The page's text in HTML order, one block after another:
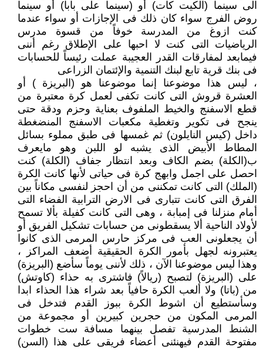
الى سينما (الكيت كات) أو (سينما على بابا) أو سينما
روض الفرج سواء كان ذلك فى الإجازات أو سواء عندما
كنت ازوغ من المدرسة خوفاً من قسوة مدرس
الرياضيات التى كنت لا احبها على الإطلاق رغم أننى
فيمابعد لمفارقات القدر العجيبة عملت رئيساً للحسابات
فى بنك قرية تابع لبنك التنمية والإئتمان الزراعى
، ليس هذا موضوعنا إنما موضوعنا هو (البريزة ) أو
العشرة قروش التى كانت تكفى لعمل كرة معتبرة من
قطع الاسفنج والخيط الملفوف بعناية وحزم ودقة حتى
ينجح فى تكوير وتغطية مكعبات الاسفنج المنضغطة
داخل (كيس النايلون) ثم غمسها فى طبق مملوء بسائل
المطاط الأبيض الذى يشبه لو اللبن وهو مايعرف
ب(الكلة) بضم الكاف وبعد انتظار جفاف (الكلة) كنت
احصل على اجمل وابهج كرة فى حياتى لأنها كانت الكرة
(الملك) التى كانت تمكننى من أن احجز لنفسى مكاناً بين
الفرق التى كانت تتبارى فى الارض الترابية الفضاء التى
أمام منزلنا فى إمبابة ، وهى التى كانت كفيلة بألا تسمح
لأولاد الناحية ألا يسقطونى من حسابات تشكيل الفريق أو
أن يجعلونى العب فى مركز حارس المرمى الذى كانوا
يعتبرونه لجهل بأمور الكرة الحقيقية أضعف المراكز ،
وهذا ليس موضوعنا الآن ، ذلك لأننى يوماً سأضع (البريزة)
على (البريزة) لتصبح (ريالاً) فاشترى به حذاء (كاوتش)
من (باتا) ولا ألعب الكرة حافياً بعد شراء هذا الحذاء ابدا
وسأستطيع أن اشوط الكرة ببوز القدم فتدخل فى
المرمى المكون من حجرين كبيرين أو مجموعة من
الشنط المدرسية تفصل بينهما مسافة ست خطوات
مفتوحة القدم فيهنئنى أعضاء فريقى على هذا (السن)